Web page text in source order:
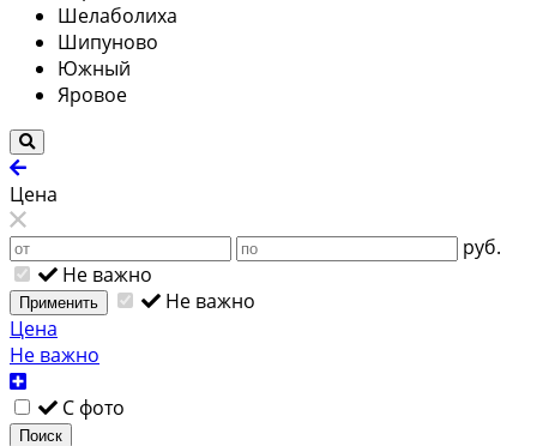
Шелаболиха
Шипуново
Южный
Яровое
Цена
руб.
Не важно
Применить
Не важно
Цена
Не важно
С фото
Поиск